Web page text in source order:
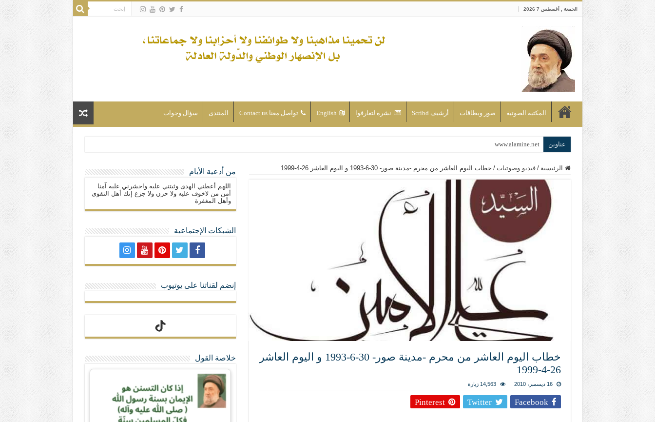
الجمعة , أغسطس 7 2026
المكتبة الصوتية صور وبطاقات أرشيف Scribd نشرة لتعارفوا English تواصل معنا Contact us المنتدى سؤال وجواب
عناوين www.alamine.net
إذا كان التسنن هو الإيمان بسنة رسول الله ( صلى الله عليه وآله) فكلّ المسلمين سنّة والتشيّع إن كان حب أهل البيت (عليهم السلام) فكلّ المسلمين شيعة.
علاقات المذاهب والأديان لا يجوز أن تكون على حساب الأوطان
لن تحمينا مذاهبنا ولا طوائفنا ولا أحزابنا ولا جماعاتنا، بل الإنصهار الوطني والدولة العادلة
المذاهب ليست قدرًا لا يمكن تجاوزه
ليست المنفعة تأتي من إسلامية النّظام كما لا تأتي المضرة من مسيحية النظام
المتهاون بوطنه متهاون بدينه حتماً
نسج العلاقة مع الآخر تكون من خلال منظومة القيم و المبادئ الانسانية التي تجعل الناس سواسية لا تفرق بينهم أعراق و ألوان و لا تمنحهم الامتيازات أنساب و أديان
الرئيسية / فيديو وصوتيات / خطاب اليوم العاشر من محرم -مدينة صور- 30-6-1993 و اليوم العاشر 26-4-1999
خطاب اليوم العاشر من محرم -مدينة صور- 30-6-1993 و اليوم العاشر
26-4-1999
16 ديسمبر، 2010 14,563 زيارة
Facebook
Twitter
Pinterest
من أدعية الأيام
اللهم أعطني الهدى وثبتني عليه واحشرني عليه آمنا
أمن من لاخوف عليه ولا حزن ولا جزع إنك أهل التقوى
وأهل المغفرة
الشبكات الإجتماعية
إنضم لقناتنا على يوتيوب
تيك توك
خلاصة القول